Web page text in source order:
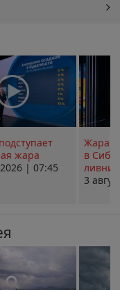
жара
| 07:45
Жара в
в
ливни
3